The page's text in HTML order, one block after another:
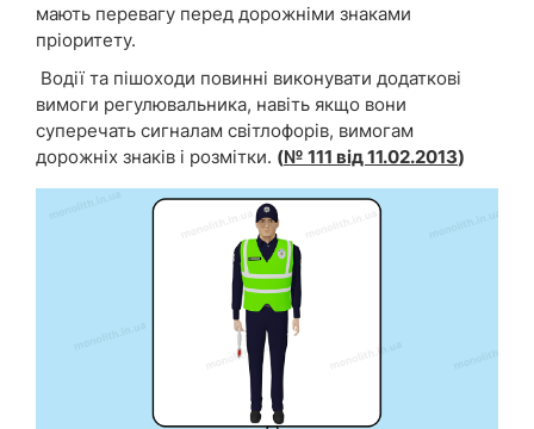
мають перевагу перед дорожніми знаками
пріоритету.
Водії та пішоходи повинні виконувати додаткові
вимоги регулювальника, навіть якщо вони
суперечать сигналам світлофорів, вимогам
дорожніх знаків і розмітки. (№ 111 від 11.02.2013)